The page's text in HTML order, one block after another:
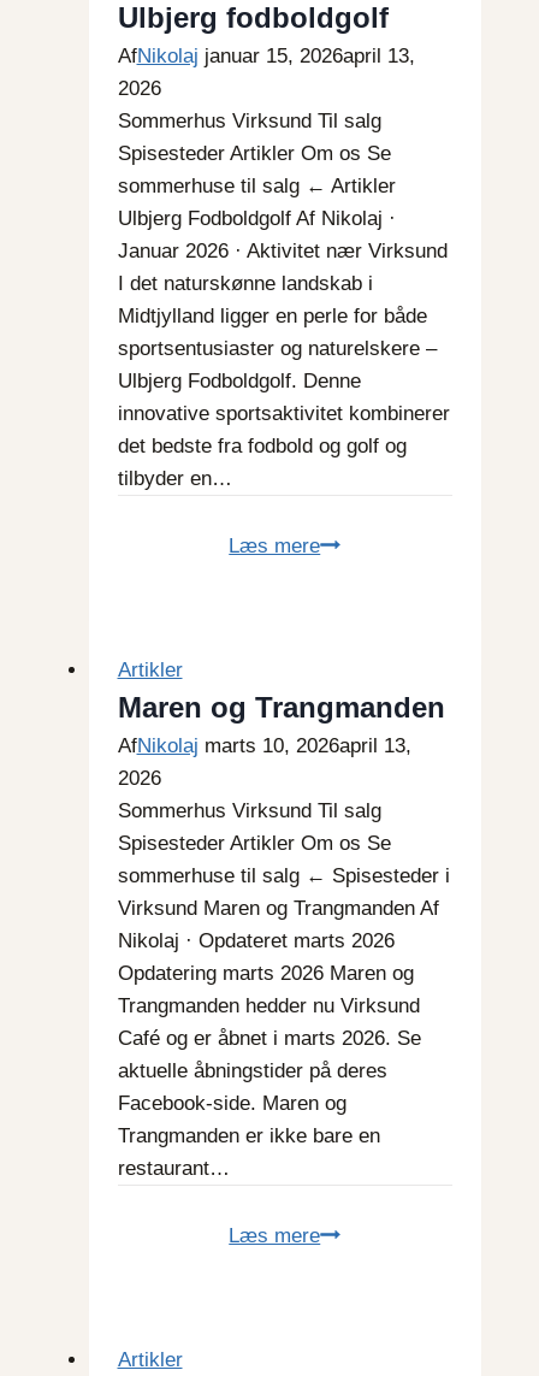
Ulbjerg fodboldgolf
AfNikolaj januar 15, 2026april 13,
2026
Sommerhus Virksund Til salg
Spisesteder Artikler Om os Se
sommerhuse til salg ← Artikler
Ulbjerg Fodboldgolf Af Nikolaj ·
Januar 2026 · Aktivitet nær Virksund
I det naturskønne landskab i
Midtjylland ligger en perle for både
sportsentusiaster og naturelskere –
Ulbjerg Fodboldgolf. Denne
innovative sportsaktivitet kombinerer
det bedste fra fodbold og golf og
tilbyder en…
Læs mereUlbjerg
Artikler
Maren og Trangmanden
AfNikolaj marts 10, 2026april 13,
2026
Sommerhus Virksund Til salg
Spisesteder Artikler Om os Se
sommerhuse til salg ← Spisesteder i
Virksund Maren og Trangmanden Af
Nikolaj · Opdateret marts 2026
Opdatering marts 2026 Maren og
Trangmanden hedder nu Virksund
Café og er åbnet i marts 2026. Se
aktuelle åbningstider på deres
Facebook-side. Maren og
Trangmanden er ikke bare en
restaurant…
Læs mereMaren
Artikler